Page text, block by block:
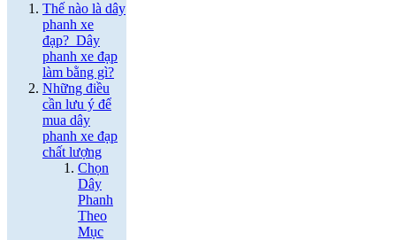
Thế nào là dây
phanh xe
đạp? Dây
phanh xe đạp
làm bằng gì?
Những điều
cần lưu ý để
mua dây
phanh xe đạp
chất lượng
Chọn
Dây
Phanh
Theo
Mục